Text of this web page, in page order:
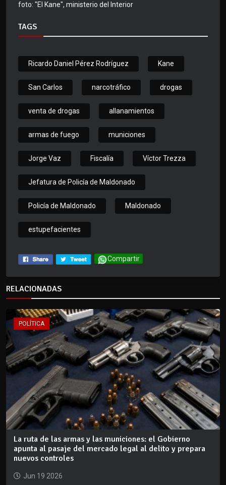
foto: "El Kane", ministerio del Interior
TAGS
Ricardo Daniel Pérez Rodríguez Kane
San Carlos narcotráfico drogas
venta de drogas allanamientos
armas de fuego municiones
Jorge Vaz Fiscalía Víctor Trezza
Jefatura de Policía de Maldonado
Policía de Maldonado Maldonado
estupefacientes
Compartir
RELACIONADAS
POLÍTICA
La ruta de las armas y las municiones: el Gobierno
apunta al pasaje del mercado legal al delito y prepara
nuevos controles
Jun 19 2026